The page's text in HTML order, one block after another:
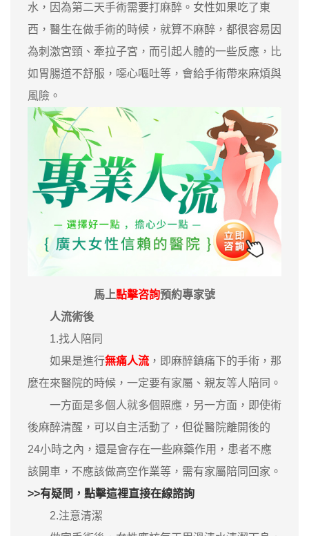
水，因為第二天手術需要打麻醉。女性如果吃了東
西，醫生在做手術的時候，就算不麻醉，都很容易因
為刺激宮頸、牽拉子宮，而引起人體的一些反應，比
如胃腸道不舒服，噁心嘔吐等，會給手術帶來麻煩與
風險。
馬上點擊咨詢預約專家號
人流術後
1.找人陪同
如果是進行無痛人流 ，即麻醉鎮痛下的手術，那
麼在來醫院的時候，一定要有家屬、親友等人陪同。
一方面是多個人就多個照應，另一方面，即使術
後麻醉清醒，可以自主活動了，但從醫院離開後的
24小時之內，還是會存在一些麻藥作用，患者不應
該開車，不應該做高空作業等，需有家屬陪同回家。
>>有疑問，點擊這裡直接在線諮詢
2.注意清潔